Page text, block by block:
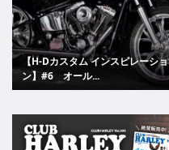
【H-Dカスタム インスピレーショ
ン】#6 オール...